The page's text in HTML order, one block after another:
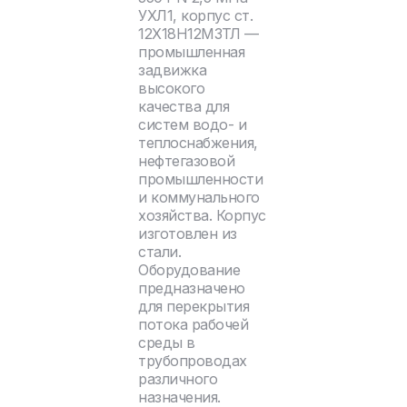
УХЛ1, корпус ст.
12Х18Н12М3ТЛ —
промышленная
задвижка
высокого
качества для
систем водо- и
теплоснабжения,
нефтегазовой
промышленности
и коммунального
хозяйства. Корпус
изготовлен из
стали.
Оборудование
предназначено
для перекрытия
потока рабочей
среды в
трубопроводах
различного
назначения.